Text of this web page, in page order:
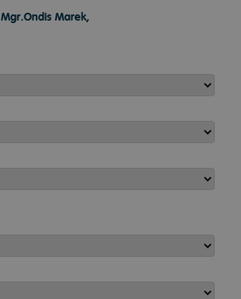
Mgr.Ondis Marek,